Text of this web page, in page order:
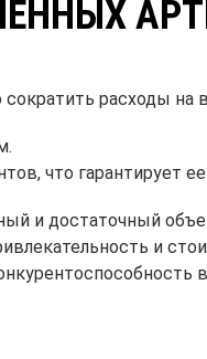
расходы
что гарантирует
и достаточный
и